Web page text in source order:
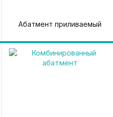
Абатмент приливаемый